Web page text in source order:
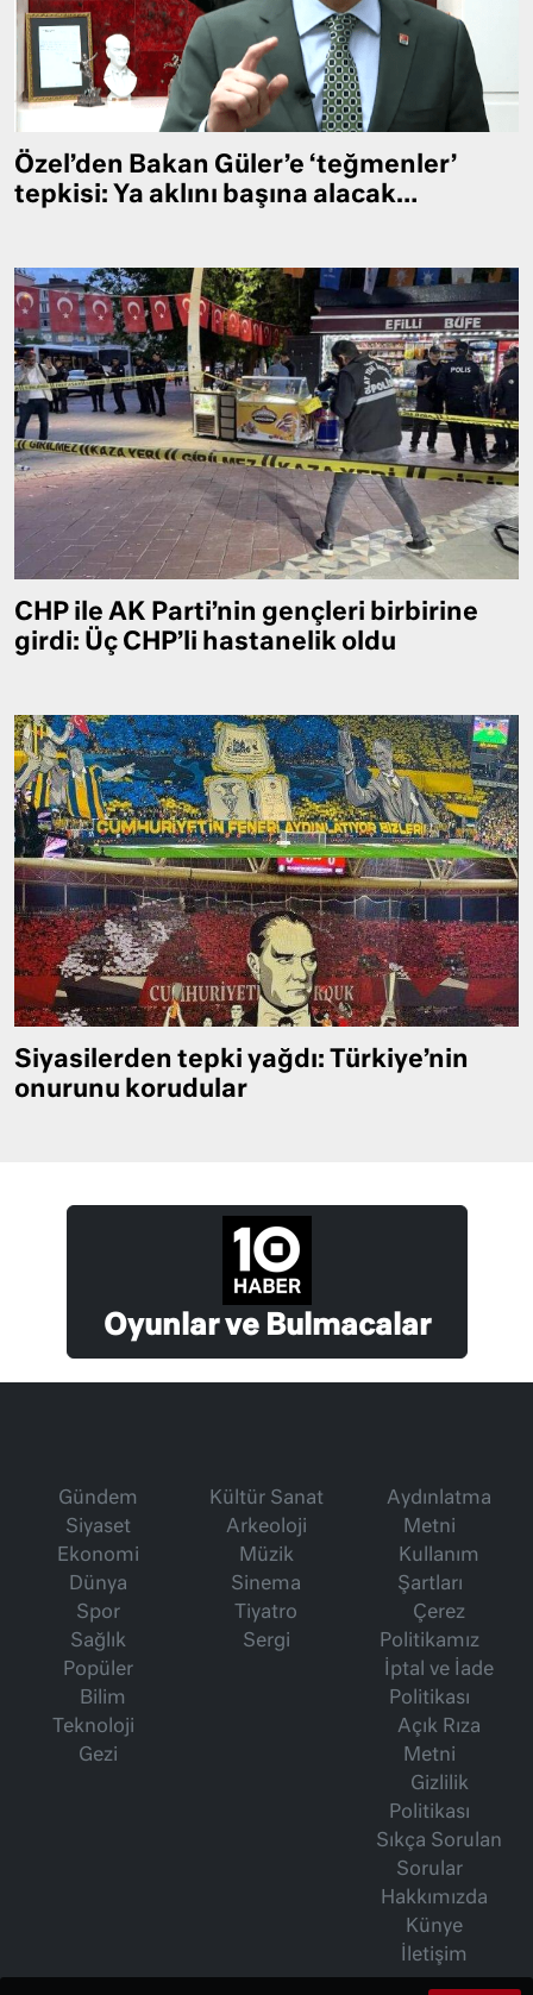
Özel’den Bakan Güler’e ‘teğmenler’
tepkisi: Ya aklını başına alacak…
CHP ile AK Parti’nin gençleri birbirine
girdi: Üç CHP’li hastanelik oldu
Siyasilerden tepki yağdı: Türkiye’nin
onurunu korudular
Oyunlar ve Bulmacalar
Gündem
Siyaset
Ekonomi
Dünya
Spor
Sağlık
Popüler
Bilim
Teknoloji
Gezi
Kültür Sanat
Arkeoloji
Müzik
Sinema
Tiyatro
Sergi
Aydınlatma
Metni
Kullanım
Şartları
Çerez
Politikamız
İptal ve İade
Politikası
Açık Rıza
Metni
Gizlilik
Politikası
Sıkça Sorulan
Sorular
Hakkımızda
Künye
İletişim